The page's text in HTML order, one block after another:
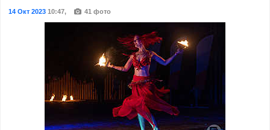
14 Окт 202310:47, 41 фото